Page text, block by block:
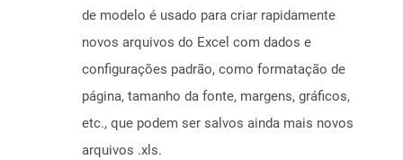
de modelo é usado para criar rapidamente
novos arquivos do Excel com dados e
configurações padrão, como formatação de
página, tamanho da fonte, margens, gráficos,
etc., que podem ser salvos ainda mais novos
arquivos .xls.